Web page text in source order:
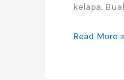
kelapa.
Read More